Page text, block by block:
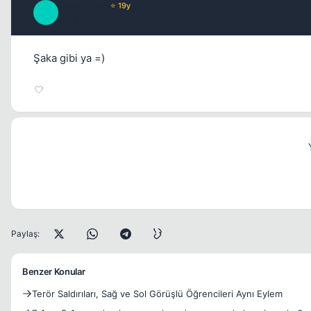
⭐ 19y
Şaka gibi ya =)
Paylaş:
Benzer Konular
Terör Saldırıları, Sağ ve Sol Görüşlü Öğrencileri Aynı Eylem